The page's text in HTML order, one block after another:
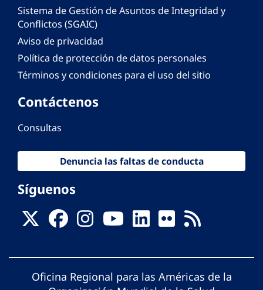
Sistema de Gestión de Asuntos de Integridad y
Conflictos (SGAIC)
Aviso de privacidad
Política de protección de datos personales
Términos y condiciones para el uso del sitio
Contáctenos
Consultas
Denuncia las faltas de conducta
Síguenos
Oficina Regional para las Américas de la